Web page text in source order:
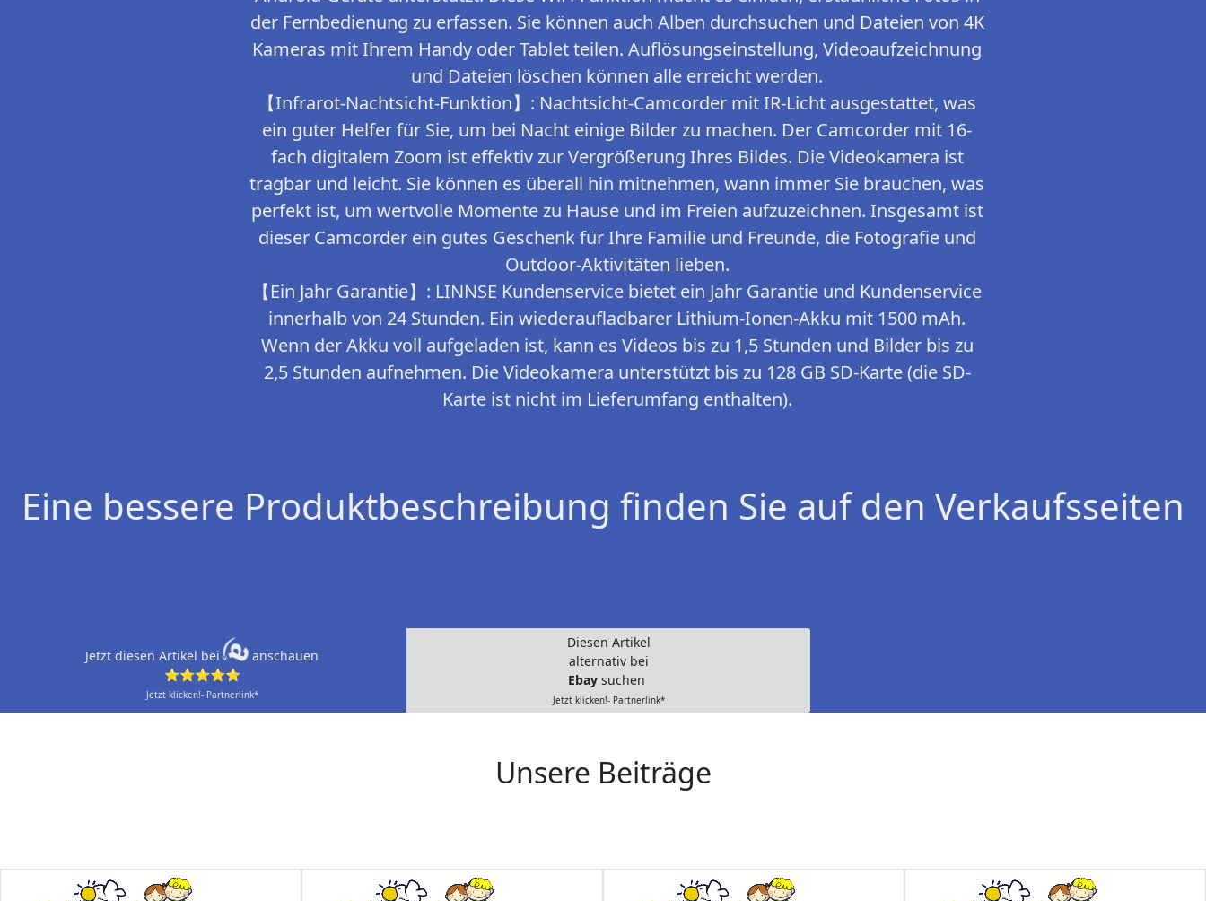
der Fernbedienung zu erfassen. Sie können auch Alben durchsuchen und Dateien von 4K
Kameras mit Ihrem Handy oder Tablet teilen. Auflösungseinstellung, Videoaufzeichnung
und Dateien löschen können alle erreicht werden.
【Infrarot-Nachtsicht-Funktion】: Nachtsicht-Camcorder mit IR-Licht ausgestattet, was
ein guter Helfer für Sie, um bei Nacht einige Bilder zu machen. Der Camcorder mit 16-
fach digitalem Zoom ist effektiv zur Vergrößerung Ihres Bildes. Die Videokamera ist
tragbar und leicht. Sie können es überall hin mitnehmen, wann immer Sie brauchen, was
perfekt ist, um wertvolle Momente zu Hause und im Freien aufzuzeichnen. Insgesamt ist
dieser Camcorder ein gutes Geschenk für Ihre Familie und Freunde, die Fotografie und
Outdoor-Aktivitäten lieben.
【Ein Jahr Garantie】: LINNSE Kundenservice bietet ein Jahr Garantie und Kundenservice
innerhalb von 24 Stunden. Ein wiederaufladbarer Lithium-Ionen-Akku mit 1500 mAh.
Wenn der Akku voll aufgeladen ist, kann es Videos bis zu 1,5 Stunden und Bilder bis zu
2,5 Stunden aufnehmen. Die Videokamera unterstützt bis zu 128 GB SD-Karte (die SD-
Karte ist nicht im Lieferumfang enthalten).
Eine bessere Produktbeschreibung finden Sie auf den Verkaufsseiten
Jetzt diesen Artikel bei
anschauen
⭐⭐⭐⭐⭐
Jetzt klicken!- Partnerlink*
Diesen Artikel
alternativ bei
Ebay suchen
Jetzt klicken!- Partnerlink*
Unsere Beiträge